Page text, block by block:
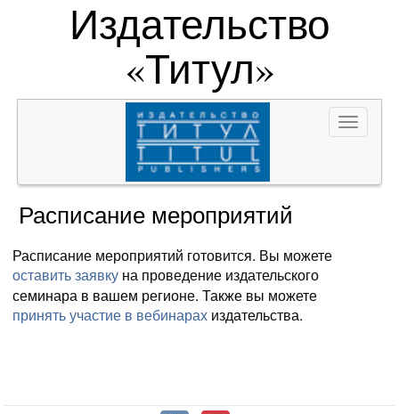
Издательство
«Титул»
Toggle
Расписание мероприятий
Расписание мероприятий готовится. Вы можете
оставить заявку на проведение издательского
семинара в вашем регионе. Также вы можете
принять участие в вебинарах издательства.